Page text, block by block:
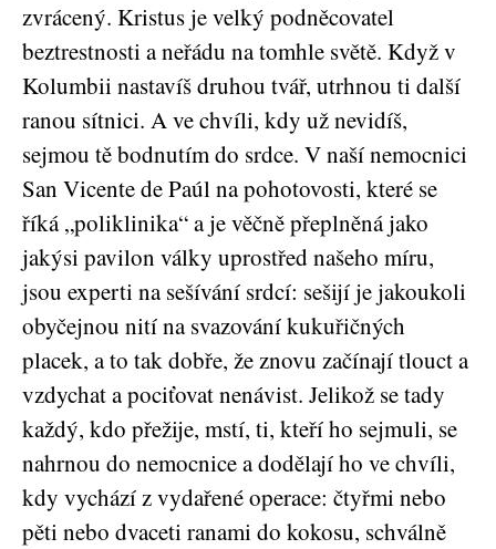
zvrácený. Kristus je velký podněcovatel
beztrestnosti a neřádu na tomhle světě. Když v
Kolumbii nastavíš druhou tvář, utrhnou ti další
ranou sítnici. A ve chvíli, kdy už nevidíš,
sejmou tě bodnutím do srdce. V naší nemocnici
San Vicente de Paúl na pohotovosti, které se
říká „poliklinika“ a je věčně přeplněná jako
jakýsi pavilon války uprostřed našeho míru,
jsou experti na sešívání srdcí: sešijí je jakoukoli
obyčejnou nití na svazování kukuřičných
placek, a to tak dobře, že znovu začínají tlouct a
vzdychat a pociťovat nenávist. Jelikož se tady
každý, kdo přežije, mstí, ti, kteří ho sejmuli, se
nahrnou do nemocnice a dodělají ho ve chvíli,
kdy vychází z vydařené operace: čtyřmi nebo
pěti nebo dvaceti ranami do kokosu, schválně